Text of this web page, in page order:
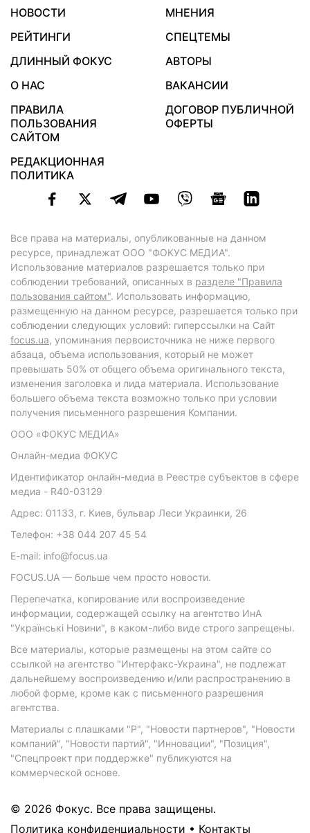
НОВОСТИ
МНЕНИЯ
РЕЙТИНГИ
СПЕЦТЕМЫ
ДЛИННЫЙ ФОКУС
АВТОРЫ
О НАС
ВАКАНСИИ
ПРАВИЛА
ПОЛЬЗОВАНИЯ
САЙТОМ
ДОГОВОР ПУБЛИЧНОЙ
ОФЕРТЫ
РЕДАКЦИОННАЯ
ПОЛИТИКА
Все права на материалы, опубликованные на данном
ресурсе, принадлежат ООО "ФОКУС МЕДИА".
Использование материалов разрешается только при
соблюдении требований, описанных в разделе "Правила
пользования сайтом". Использовать информацию,
размещенную на данном ресурсе, разрешается только при
соблюдении следующих условий: гиперссылки на Сайт
focus.ua, упоминания первоисточника не ниже первого
абзаца, объема использования, который не может
превышать 50% от общего объема оригинального текста,
изменения заголовка и лида материала. Использование
большего объема текста возможно только при условии
получения письменного разрешения Компании.
ООО «ФОКУС МЕДИА»
Онлайн-медиа ФОКУС
Идентификатор онлайн-медиа в Реестре субъектов в сфере
медиа - R40-03129
Адрес: 01133, г. Киев, бульвар Леси Украинки, 26
Телефон: +38 044 207 45 54
E-mail: info@focus.ua
FOCUS.UA — больше чем просто новости.
Перепечатка, копирование или воспроизведение
информации, содержащей ссылку на агентство ИнА
"Українські Новини", в каком-либо виде строго запрещены.
Все материалы, которые размещены на этом сайте со
ссылкой на агентство "Интерфакс-Украина", не подлежат
дальнейшему воспроизведению и/или распространению в
любой форме, кроме как с письменного разрешения
агентства.
Материалы с плашками "Р", "Новости партнеров", "Новости
компаний", "Новости партий", "Инновации", "Позиция",
"Спецпроект при поддержке" публикуются на
коммерческой основе.
© 2026 Фокус. Все права защищены.
Политика конфиденциальности • Контакты